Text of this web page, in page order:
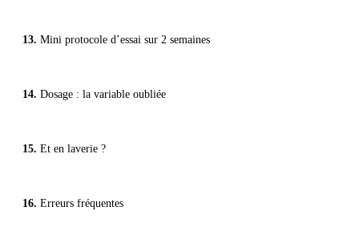
Mini protocole d’essai sur 2 semaines
Dosage : la variable oubliée
Et en laverie ?
Erreurs fréquentes